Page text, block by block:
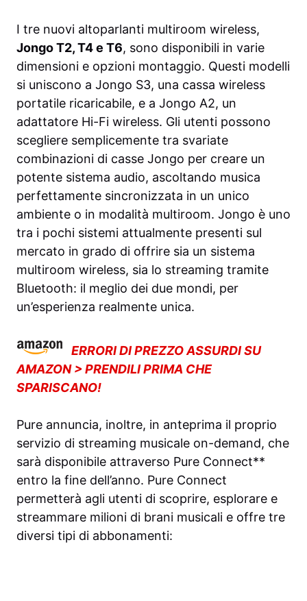
I tre nuovi altoparlanti multiroom wireless,
Jongo T2, T4 e T6, sono disponibili in varie
dimensioni e opzioni montaggio. Questi modelli
si uniscono a Jongo S3, una cassa wireless
portatile ricaricabile, e a Jongo A2, un
adattatore Hi-Fi wireless. Gli utenti possono
scegliere semplicemente tra svariate
combinazioni di casse Jongo per creare un
potente sistema audio, ascoltando musica
perfettamente sincronizzata in un unico
ambiente o in modalità multiroom. Jongo è uno
tra i pochi sistemi attualmente presenti sul
mercato in grado di offrire sia un sistema
multiroom wireless, sia lo streaming tramite
Bluetooth: il meglio dei due mondi, per
un’esperienza realmente unica.
ERRORI DI PREZZO ASSURDI SU
AMAZON > PRENDILI PRIMA CHE
SPARISCANO!
Pure annuncia, inoltre, in anteprima il proprio
servizio di streaming musicale on-demand, che
sarà disponibile attraverso Pure Connect**
entro la fine dell’anno. Pure Connect
permetterà agli utenti di scoprire, esplorare e
streammare milioni di brani musicali e offre tre
diversi tipi di abbonamenti: